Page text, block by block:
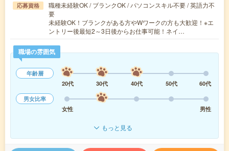
応募資格
職種未経験OK / ブランクOK / パソコンスキル不要 / 英語力不
要
未経験OK！ブランクがある方やWワークの方も大歓迎！※エ
ントリー後最短2～3日後からお仕事可能！ネイ…
職場の雰囲気
年齢層
20代
30代 40代 50代
60代
男女比率
女性
男性
もっと見る